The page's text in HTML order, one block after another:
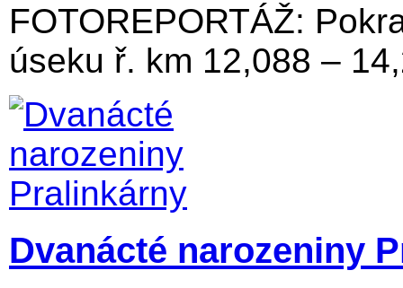
FOTOREPORTÁŽ:
úseku ř. km 12,088 –
Dvanácté narozeniny